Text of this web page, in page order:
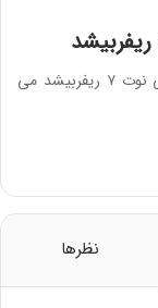
یکی از شایعات گسترده این روزها در مورد گلکسی نوت ۷ ریفربیشد می
نظرها